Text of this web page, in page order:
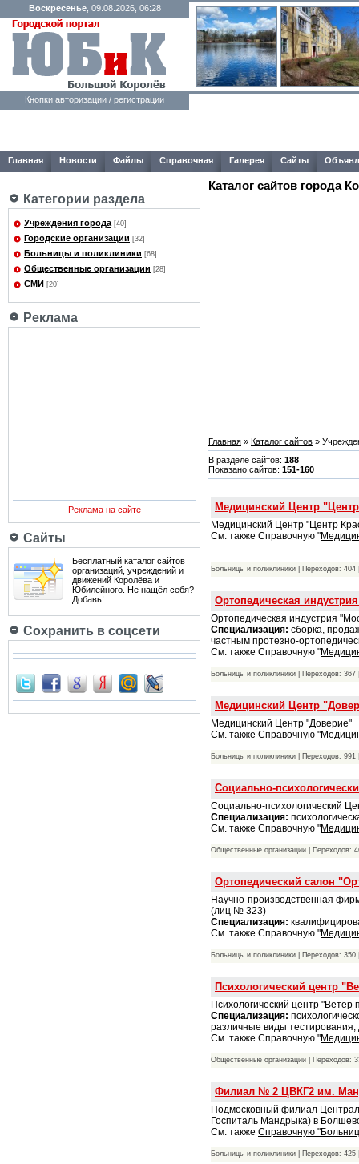
Воскресенье, 09.08.2026, 06:28
Кнопки авторизации / регистрации
Главная Новости Файлы Справочная Галерея Сайты
Категории раздела
Учреждения города [40]
Городские организации [32]
Больницы и поликлиники [68]
Общественные организации [28]
СМИ [20]
Реклама
Реклама на сайте
Сайты
Бесплатный каталог сайтов
организаций, учреждений и
движений Королёва и
Юбилейного. Не нащёл себя?
Добавь!
Сохранить в соцсети
Каталог сайтов города
Главная » Каталог сайтов »
В разделе сайтов: 188
Показано сайтов: 151-160
Медицинский Центр
Медицинский Центр "Центр
См. также Справочную "
Больницы и поликлиники | Переходов:
Ортопедическая
Ортопедическая индустрия
Специализация: сборка,
частным протезно-
См. также Справочную "
Больницы и поликлиники | Переходов:
Медицинский Центр
Медицинский Центр "Доверие"
См. также Справочную "
Больницы и поликлиники | Переходов:
Социально-
Социально-психологический
Специализация:
См. также Справочную "
Общественные организации | Переходов:
Ортопедический салон
Научно-производственная
(лиц № 323)
Специализация:
См. также Справочную "
Больницы и поликлиники | Переходов:
Психологический центр
Психологический центр "Ветер
Специализация:
различные виды тестирования,
См. также Справочную "
Общественные организации | Переходов:
Филиал № 2 ЦВКГ2 им.
Подмосковный филиал
Госпиталь Мандрыка) в
См. также Справочную
Больницы и поликлиники | Переходов: